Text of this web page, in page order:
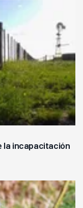
la incapacitación